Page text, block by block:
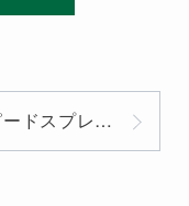
スピードスプレーヤー